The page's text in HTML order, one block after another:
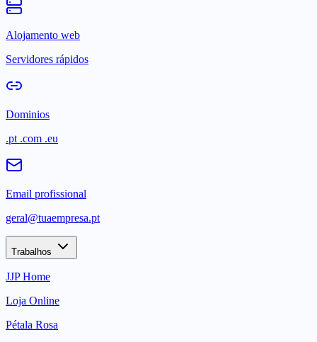
Alojamento web
Servidores rápidos
Dominios
.pt .com .eu
Email profissional
geral@tuaempresa.pt
Trabalhos
JJP Home
Loja Online
Pétala Rosa